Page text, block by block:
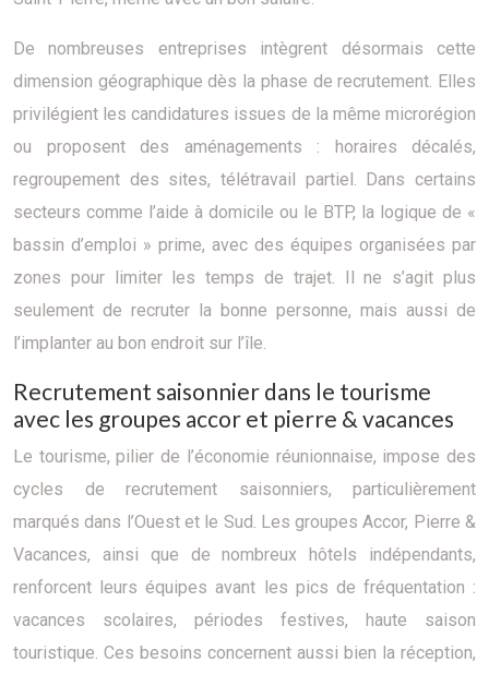
De nombreuses entreprises intègrent désormais cette
dimension géographique dès la phase de recrutement. Elles
privilégient les candidatures issues de la même microrégion
ou proposent des aménagements : horaires décalés,
regroupement des sites, télétravail partiel. Dans certains
secteurs comme l’aide à domicile ou le BTP, la logique de «
bassin d’emploi » prime, avec des équipes organisées par
zones pour limiter les temps de trajet. Il ne s’agit plus
seulement de recruter la bonne personne, mais aussi de
l’implanter au bon endroit sur l’île.
Recrutement saisonnier dans le tourisme
avec les groupes accor et pierre & vacances
Le tourisme, pilier de l’économie réunionnaise, impose des
cycles de recrutement saisonniers, particulièrement
marqués dans l’Ouest et le Sud. Les groupes Accor, Pierre &
Vacances, ainsi que de nombreux hôtels indépendants,
renforcent leurs équipes avant les pics de fréquentation :
vacances scolaires, périodes festives, haute saison
touristique. Ces besoins concernent aussi bien la réception,